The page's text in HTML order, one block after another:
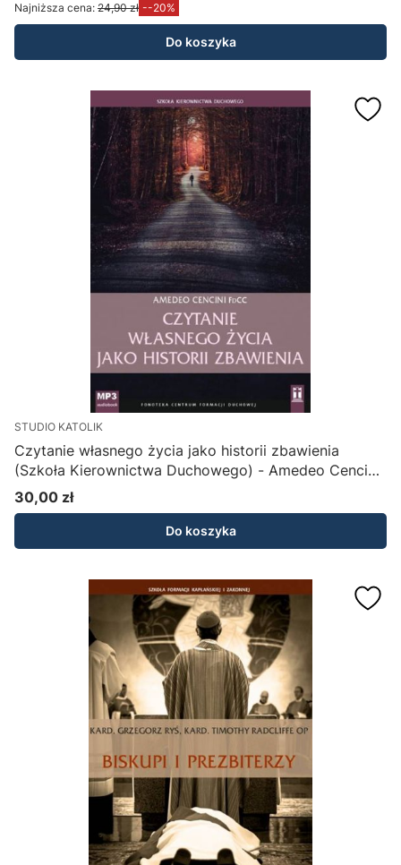
Najniższa cena: 24,90 zł --20%
Do koszyka
STUDIO KATOLIK
Czytanie własnego życia jako historii zbawienia
(Szkoła Kierownictwa Duchowego) - Amedeo Cencini
FdCC (płyta CD MP3 z konferencjami)
Cena
30,00 zł
Do koszyka